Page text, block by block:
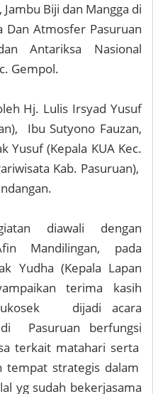
Biji dan Mangga di
Dan Atmosfer Pasuruan
Antariksa Nasional
Gempol.
Hj. Lulis Irsyad Yusuf
Ibu Sutyono Fauzan,
Yusuf (Kepala KUA Kec.
Kab. Pasuruan),
diawali dengan
Mandilingan, pada
Yudha (Kepala Lapan
terima kasih
dijadi acara
Pasuruan berfungsi
terkait matahari serta
tempat strategis dalam
yg sudah bekerjasama